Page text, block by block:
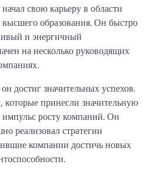
свою карьеру в области
высшего образования. Он быстро
и энергичный
на несколько руководящих
достиг значительных успехов.
принесли значительную
росту компаний. Он
реализовал стратегии
компании достичь новых